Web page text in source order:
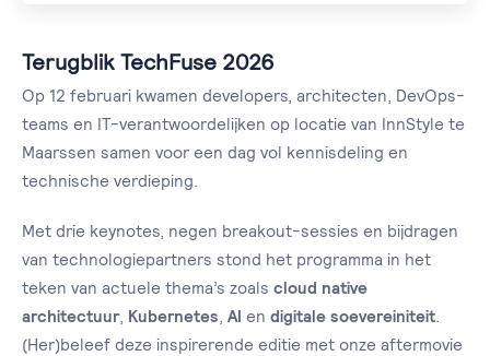
Terugblik TechFuse 2026
Op 12 februari kwamen developers, architecten, DevOps-
teams en IT-verantwoordelijken op locatie van InnStyle te
Maarssen samen voor een dag vol kennisdeling en
technische verdieping.
Met drie keynotes, negen breakout-sessies en bijdragen
van technologiepartners stond het programma in het
teken van actuele thema’s zoals cloud native
architectuur, Kubernetes, AI en digitale soevereiniteit.
(Her)beleef deze inspirerende editie met onze aftermovie